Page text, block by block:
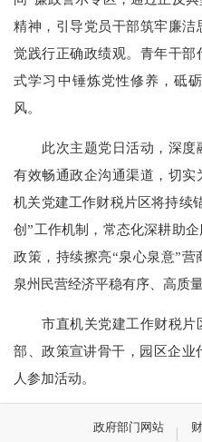
精神，引导党员干部筑牢廉洁
觉践行正确政绩观。青年干
式学习中锤炼党性修养，砥
风。
此次主题党日活动，深度
有效畅通政企沟通渠道，切
机关党建工作财税片区将持续
创”工作机制，常态化深耕助
政策，持续擦亮“泉心泉意”
泉州民营经济平稳有序、高质量
市直机关党建工作财税片
部、政策宣讲骨干，园区企业
人参加活动。
政府部门网站